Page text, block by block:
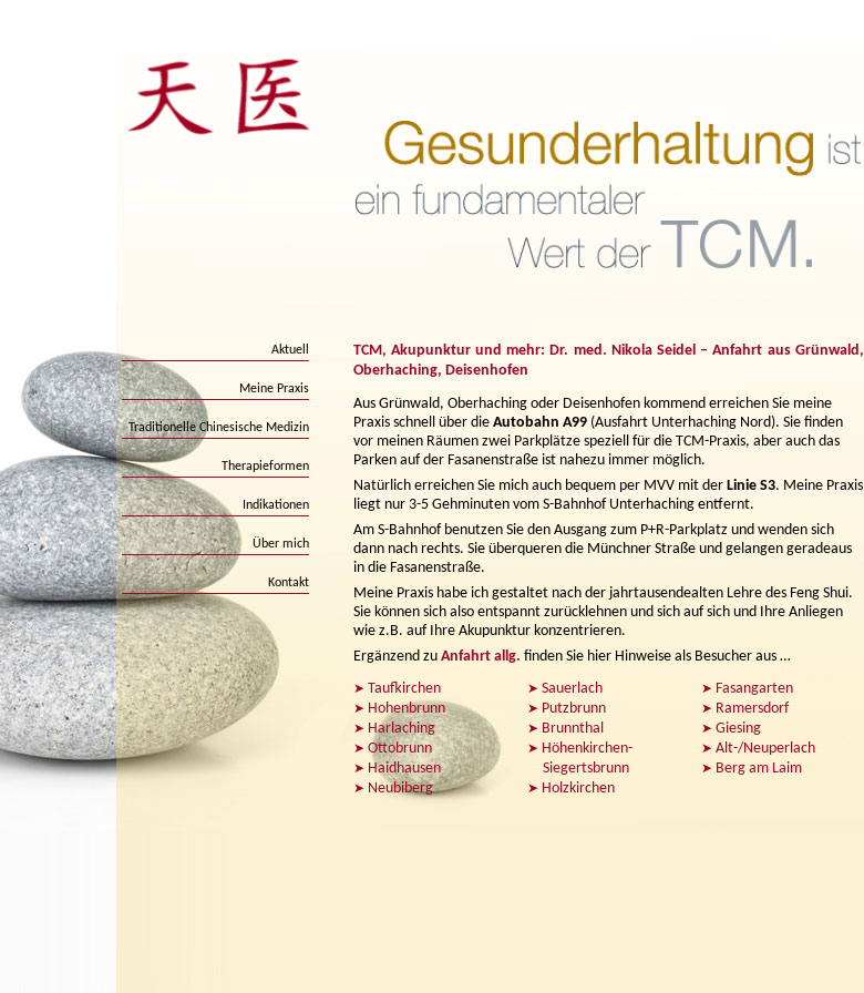
Aktuell
Meine Praxis
Traditionelle Chinesische Medizin
Therapieformen
Indikationen
Über mich
Kontakt
TCM, Akupunktur und mehr: Dr. med. Nikola Seidel – Anfahrt aus Grünwald,
Oberhaching, Deisenhofen
Aus Grünwald, Oberhaching oder Deisenhofen kommend erreichen Sie meine
Praxis schnell über die Autobahn A99(Ausfahrt Unterhaching Nord). Sie finden
vor meinen Räumen zwei Parkplätze speziell für die TCM-Praxis, aber auch das
Parken auf der Fasanenstraße ist nahezu immer möglich.
Natürlich erreichen Sie mich auch bequem per MVV mit der Linie S3. Meine Praxis
liegt nur 3-5 Gehminuten vom S-Bahnhof Unterhaching entfernt.
Am S-Bahnhof benutzen Sie den Ausgang zum P+R-Parkplatz und wenden sich
dann nach rechts. Sie überqueren die Münchner Straße und gelangen geradeaus
in die Fasanenstraße.
Meine Praxis habe ich gestaltet nach der jahrtausendealten Lehre des Feng Shui.
Sie können sich also entspannt zurücklehnen und sich auf sich und Ihre Anliegen
wie z.B. auf Ihre Akupunktur konzentrieren.
Ergänzend zu Anfahrt allg. finden Sie hier Hinweise als Besucher aus …
Taufkirchen
Hohenbrunn
Harlaching
Ottobrunn
Haidhausen
Neubiberg
Sauerlach
Putzbrunn
Brunnthal
Höhenkirchen-
Siegertsbrunn
Holzkirchen
Fasangarten
Ramersdorf
Giesing
Alt-/Neuperlach
Berg am Laim